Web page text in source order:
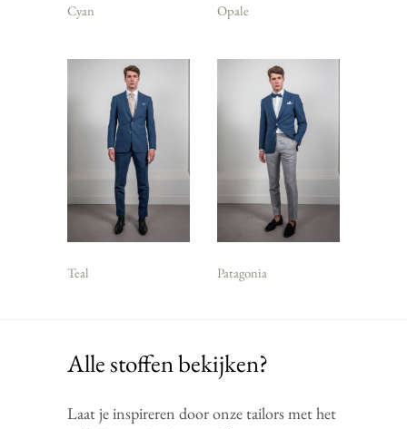
Cyan
Teal
Opale
Patagonia
Alle stoffen bekijken?
Laat je inspireren door onze tailors met het